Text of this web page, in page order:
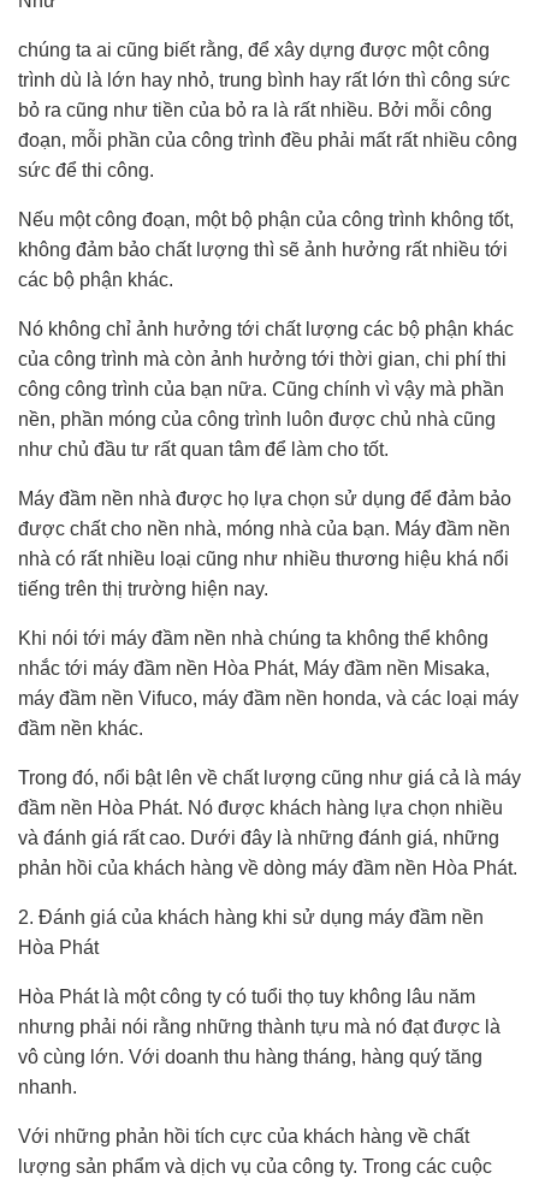
chúng ta ai cũng biết rằng, để xây dựng được một công
trình dù là lớn hay nhỏ, trung bình hay rất lớn thì công sức
bỏ ra cũng như tiền của bỏ ra là rất nhiều. Bởi mỗi công
đoạn, mỗi phần của công trình đều phải mất rất nhiều công
sức để thi công.
Nếu một công đoạn, một bộ phận của công trình không tốt,
không đảm bảo chất lượng thì sẽ ảnh hưởng rất nhiều tới
các bộ phận khác.
Nó không chỉ ảnh hưởng tới chất lượng các bộ phận khác
của công trình mà còn ảnh hưởng tới thời gian, chi phí thi
công công trình của bạn nữa. Cũng chính vì vậy mà phần
nền, phần móng của công trình luôn được chủ nhà cũng
như chủ đầu tư rất quan tâm để làm cho tốt.
Máy đầm nền nhà được họ lựa chọn sử dụng để đảm bảo
được chất cho nền nhà, móng nhà của bạn. Máy đầm nền
nhà có rất nhiều loại cũng như nhiều thương hiệu khá nổi
tiếng trên thị trường hiện nay.
Khi nói tới máy đầm nền nhà chúng ta không thể không
nhắc tới máy đầm nền Hòa Phát, Máy đầm nền Misaka,
máy đầm nền Vifuco, máy đầm nền honda, và các loại máy
đầm nền khác.
Trong đó, nổi bật lên về chất lượng cũng như giá cả là máy
đầm nền Hòa Phát. Nó được khách hàng lựa chọn nhiều
và đánh giá rất cao. Dưới đây là những đánh giá, những
phản hồi của khách hàng về dòng máy đầm nền Hòa Phát.
2. Đánh giá của khách hàng khi sử dụng máy đầm nền
Hòa Phát
Hòa Phát là một công ty có tuổi thọ tuy không lâu năm
nhưng phải nói rằng những thành tựu mà nó đạt được là
vô cùng lớn. Với doanh thu hàng tháng, hàng quý tăng
nhanh.
Với những phản hồi tích cực của khách hàng về chất
lượng sản phẩm và dịch vụ của công ty. Trong các cuộc